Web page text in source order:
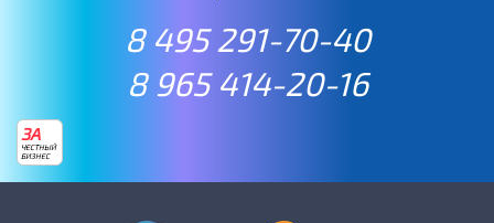
8 495 291-70-40
8 965 414-20-16
ЗА
ЧЕСТНЫЙ
БИЗНЕС